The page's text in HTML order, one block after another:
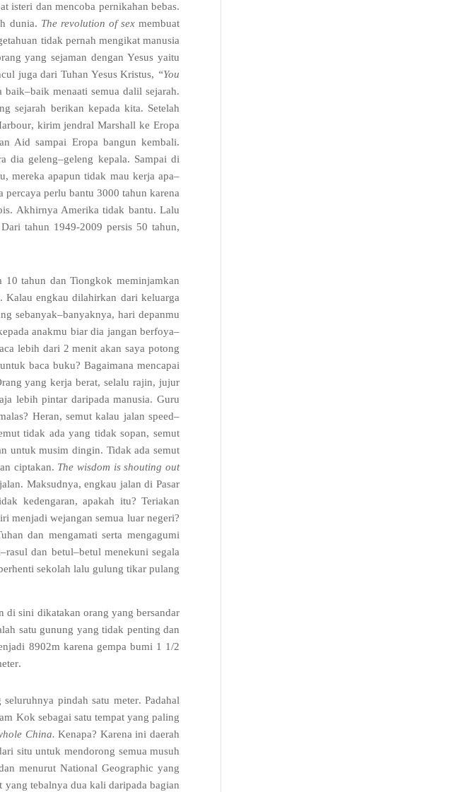
isteri dan mencoba pernikahan bebas.
dunia. The revolution of sexmembuat
tidak pernah mengikat manusia
yang sejaman dengan Yesus yaitu
juga dari Tuhan Yesus Kristus, “You
baik–baik menaati semua dalil sejarah.
sejarah berikan kepada kita. Setelah
, kirim jendral Marshall ke Eropa
Aid sampai Eropa bangun kembali.
dia geleng–geleng kepala. Sampai di
,mereka apapun tidak mau kerja apa–
percaya perlu bantu 3000tahun karena
. Akhirnya Amerika tidak bantu.Lalu
Dari tahun 1949-2009persis 50tahun,
10tahun dan Tiongkok meminjamkan
. Kalau engkau dilahirkan dari keluarga
sebanyak–banyaknya,hari depanmu
anakmu biar dia jangan berfoya–
lebih dari 2menit akan saya potong
baca buku?Bagaimana mencapai
yang kerja berat,selalu rajin,jujur
lebih pintar daripada manusia.Guru
? Heran,semut kalau jalan speed–
tidak ada yang tidak sopan,semut
untuk musim dingin. Tidak ada semut
ciptakan. The wisdom is shouting out
. Maksudnya,engkau jalan di Pasar
kedengaran,apakah itu?Teriakan
menjadi wejangan semua luar negeri?
dan mengamati serta mengagumi
–rasul dan betul–betul menekuni segala
sekolah lalu gulung tikar pulang
di sini dikatakan orang yang bersandar
satu gunung yang tidak penting dan
8902m karena gempa bumi 1 1/2
.
pindah satu meter.Padahal
Kok sebagai satu tempat yang paling
China. Kenapa? Karena ini daerah
situ untuk mendorong semua musuh
menurut National Geographic yang
yang tebalnya dua kali daripada bagian